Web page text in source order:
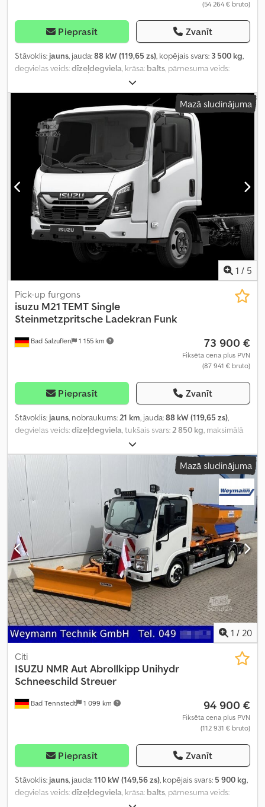
(54 264 € bruto)
Pieprasīt Zvanīt
Stāvoklis: jauns, jauda:88 kW (119,65 zs), kopējais svars: 3 500 kg,
degvielas veids:dīzeļdegviela, krāsa: balts, pārnesuma veids:
, Aprīkojums:
elektroniskā stabilitātes programma (ESP), gaisa
kondicionēšana, kvēpu filtrs, Mazā sludinājuma
1 / 5
Bad Salzuflen 1 155 km
Pick-up furgons
isuzu M21 TEMT Single
Steinmetzpritsche Ladekran Funk
73 900 €
Fiksēta cena plus PVN
(87 941 € bruto)
Pieprasīt Zvanīt
Stāvoklis: jauns, nobraukums:21 km, jauda:88 kW (119,65 zs),
degvielas veids:dīzeļdegviela, tukšais svars:2 850 kg, maksimālā
, kopējais svars:
degviela:dīzeļdegviela, krāsa:balts, vadītāja kabīne:dienas
kabīne
, pārnesuma veids: , emisijas klase:Euro 6,
piekares sistēma:
, krautuves garums:2 720
mm , iekraušanas vietas platums:1 900 mm, iekraušanas telpas
augstums:
500 mm , Aprīkojums: ABS, celtnis, centrālā atslēga,
gaisa kondicionēšana, imobilaizersistēma, kvēpu filtrs,
piekabes sakabe
Mazā sludinājuma
1 / 20
Bad Tennstedt 1 099 km
Citi
ISUZU NMR Aut Abrollkipp Unihydr
Schneeschild Streuer
94 900 €
Fiksēta cena plus PVN
(112 931 € bruto)
Pieprasīt Zvanīt
Stāvoklis: jauns, jauda:110 kW (149,56 zs), kopējais svars: 5 900 kg,
degvielas veids:dīzeļdegviela, krāsa: balts, pārnesuma veids:
1 880 mm